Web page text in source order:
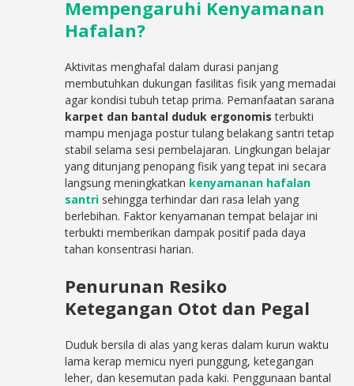
Mempengaruhi Kenyamanan
Hafalan?
Aktivitas menghafal dalam durasi panjang
membutuhkan dukungan fasilitas fisik yang memadai
agar kondisi tubuh tetap prima. Pemanfaatan sarana
karpet dan bantal duduk ergonomis terbukti
mampu menjaga postur tulang belakang santri tetap
stabil selama sesi pembelajaran. Lingkungan belajar
yang ditunjang penopang fisik yang tepat ini secara
langsung meningkatkan kenyamanan hafalan
santri sehingga terhindar dari rasa lelah yang
berlebihan. Faktor kenyamanan tempat belajar ini
terbukti memberikan dampak positif pada daya
tahan konsentrasi harian.
Penurunan Resiko
Ketegangan Otot dan Pegal
Duduk bersila di alas yang keras dalam kurun waktu
lama kerap memicu nyeri punggung, ketegangan
leher, dan kesemutan pada kaki. Penggunaan bantal